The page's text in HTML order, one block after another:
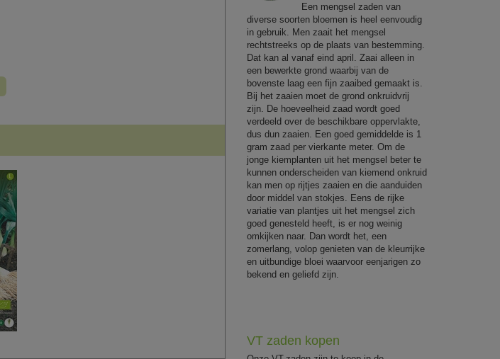
Een mengsel zaden van
diverse soorten bloemen is heel eenvoudig
in gebruik. Men zaait het mengsel
rechtstreeks op de plaats van bestemming.
Dat kan al vanaf eind april. Zaai alleen in
een bewerkte grond waarbij van de
bovenste laag een fijn zaaibed gemaakt is.
Bij het zaaien moet de grond onkruidvrij
zijn. De hoeveelheid zaad wordt goed
verdeeld over de beschikbare oppervlakte,
dus dun zaaien. Een goed gemiddelde is 1
gram zaad per vierkante meter. Om de
jonge kiemplanten uit het mengsel beter te
kunnen onderscheiden van kiemend onkruid
kan men op rijtjes zaaien en die aanduiden
door middel van stokjes. Eens de rijke
variatie van plantjes uit het mengsel zich
goed genesteld heeft, is er nog weinig
omkijken naar. Dan wordt het, een
zomerlang, volop genieten van de kleurrijke
en uitbundige bloei waarvoor eenjarigen zo
bekend en geliefd zijn.
VT zaden kopen